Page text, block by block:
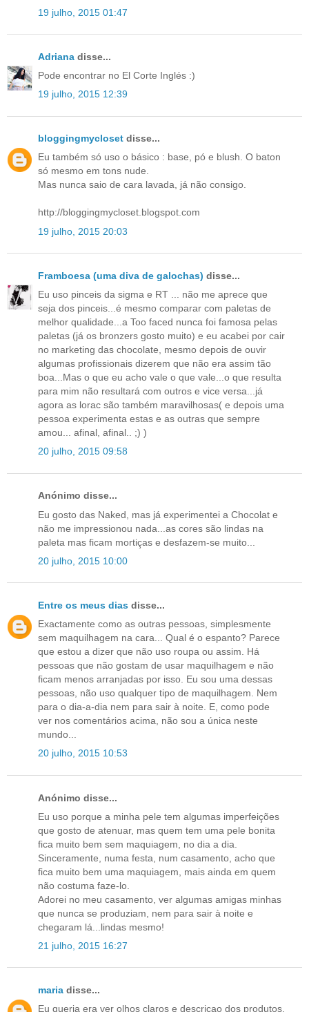
19 julho, 2015 01:47
Adriana disse...
Pode encontrar no El Corte Inglés :)
19 julho, 2015 12:39
bloggingmycloset disse...
Eu também só uso o básico : base, pó e blush. O baton
só mesmo em tons nude.
Mas nunca saio de cara lavada, já não consigo.
http://bloggingmycloset.blogspot.com
19 julho, 2015 20:03
Framboesa (uma diva de galochas) disse...
Eu uso pinceis da sigma e RT ... não me aprece que
seja dos pinceis...é mesmo comparar com paletas de
melhor qualidade...a Too faced nunca foi famosa pelas
paletas (já os bronzers gosto muito) e eu acabei por cair
no marketing das chocolate, mesmo depois de ouvir
algumas profissionais dizerem que não era assim tão
boa...Mas o que eu acho vale o que vale...o que resulta
para mim não resultará com outros e vice versa...já
agora as lorac são também maravilhosas( e depois uma
pessoa experimenta estas e as outras que sempre
amou... afinal, afinal.. ;) )
20 julho, 2015 09:58
Anónimo disse...
Eu gosto das Naked, mas já experimentei a Chocolat e
não me impressionou nada...as cores são lindas na
paleta mas ficam mortiças e desfazem-se muito...
20 julho, 2015 10:00
Entre os meus dias disse...
Exactamente como as outras pessoas, simplesmente
sem maquilhagem na cara... Qual é o espanto? Parece
que estou a dizer que não uso roupa ou assim. Há
pessoas que não gostam de usar maquilhagem e não
ficam menos arranjadas por isso. Eu sou uma dessas
pessoas, não uso qualquer tipo de maquilhagem. Nem
para o dia-a-dia nem para sair à noite. E, como pode
ver nos comentários acima, não sou a única neste
mundo...
20 julho, 2015 10:53
Anónimo disse...
Eu uso porque a minha pele tem algumas imperfeições
que gosto de atenuar, mas quem tem uma pele bonita
fica muito bem sem maquiagem, no dia a dia.
Sinceramente, numa festa, num casamento, acho que
fica muito bem uma maquiagem, mais ainda em quem
não costuma faze-lo.
Adorei no meu casamento, ver algumas amigas minhas
que nunca se produziam, nem para sair à noite e
chegaram lá...lindas mesmo!
21 julho, 2015 16:27
maria disse...
Eu queria era ver olhos claros e descriçao dos produtos.